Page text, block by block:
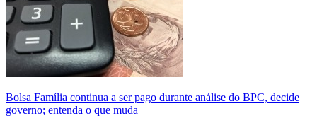
Bolsa Família continua a ser pago durante análise do BPC, decide
governo; entenda o que muda